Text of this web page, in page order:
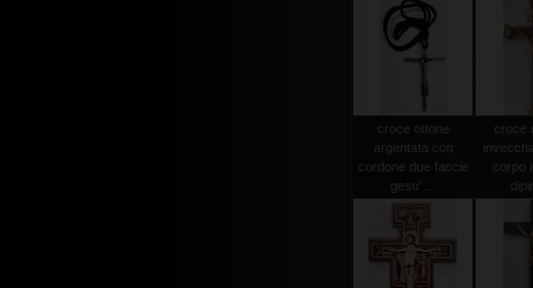
croce ottone
argentata con
cordone due faccie
gesu' ...
croce
corpo